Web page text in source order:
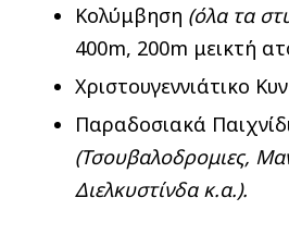
Κολύμβηση (όλα τα
400m, 200m μεικτή
Χριστουγεννιάτικο
Παραδοσιακά
(Τσουβαλοδρομιες,
Διελκυστίνδα κ.α.).